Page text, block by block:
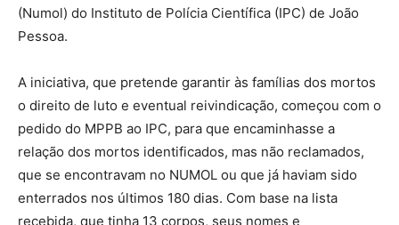
(Numol) do Instituto de Polícia Científica (IPC) de João
Pessoa.
A iniciativa, que pretende garantir às famílias dos mortos
o direito de luto e eventual reivindicação, começou com o
pedido do MPPB ao IPC, para que encaminhasse a
relação dos mortos identificados, mas não reclamados,
que se encontravam no NUMOL ou que já haviam sido
enterrados nos últimos 180 dias. Com base na lista
recebida, que tinha 13 corpos, seus nomes e